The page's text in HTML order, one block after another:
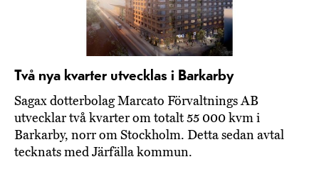
Två nya kvarter utvecklas i Barkarby
Sagax dotterbolag Marcato Förvaltnings AB
utvecklar två kvarter om totalt 55 000 kvm i
Barkarby, norr om Stockholm. Detta sedan avtal
tecknats med Järfälla kommun.